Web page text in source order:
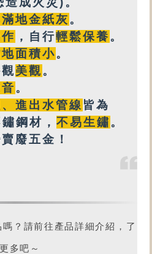
滿地金紙灰 。
，自行輕鬆保養 。
面積小。
美觀。
。
進出水管線 皆為
鋼材， 不易生鏽 。
廢五金！
？請前往產品詳細介紹，了
多吧～